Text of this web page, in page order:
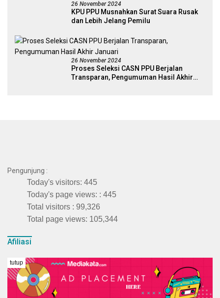
26 November 2024
KPU PPU Musnahkan Surat Suara Rusak
dan Lebih Jelang Pemilu
26 November 2024
Proses Seleksi CASN PPU Berjalan
Transparan, Pengumuman Hasil Akhir
Pengunjung :
Today's visitors: 445
Today's page views: : 445
Total visitors : 99,326
Total page views: 105,344
Afiliasi
NOMOR : 300/REG-SMSI-KT/2025
tutup